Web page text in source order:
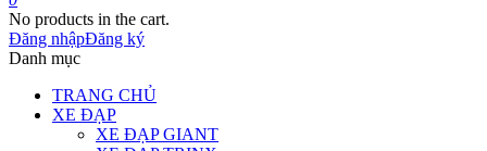
No products in the cart.
Đăng nhậpĐăng ký
Danh mục
TRANG CHỦ
XE ĐẠP
XE ĐẠP GIANT